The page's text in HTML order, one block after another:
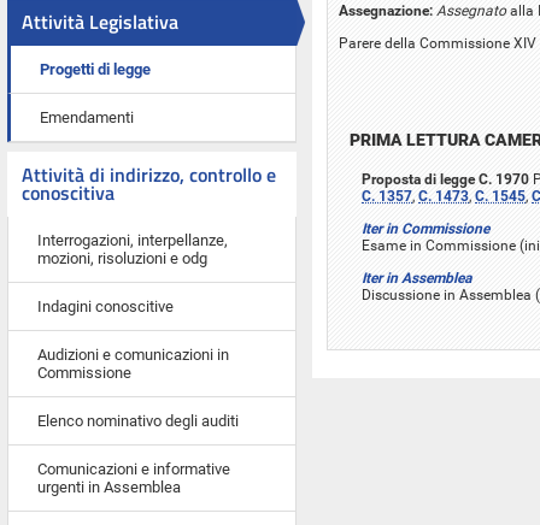
Attività Legislativa
Progetti di legge
Emendamenti
Attività di indirizzo, controllo e
conoscitiva
Interrogazioni, interpellanze,
mozioni, risoluzioni e odg
Indagini conoscitive
Audizioni e comunicazioni in
Commissione
Elenco nominativo degli auditi
Comunicazioni e informative
urgenti in Assemblea
Assegnazione: Assegnatoalla
Parere della Commissione
PRIMA LETTURA
Proposta di legge C. 1970
C. 1357, C. 1473, C. 1545,
Iter in Commissione
Esame in Commissione
Iter in Assemblea
Discussione in